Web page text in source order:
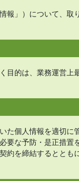
報」）について、取
目的は、業務運営上
た個人情報を適切
要な予防・是正措
約を締結するととも